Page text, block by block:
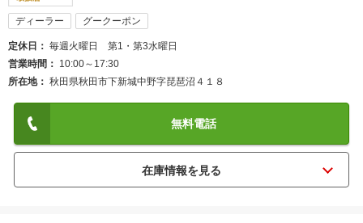
ディーラー グークーポン
定休日
毎週火曜日 第1・第3水曜日
営業時間
10:00～17:30
所在地
秋田県秋田市下新城中野字琵琶沼４１８
無料電話